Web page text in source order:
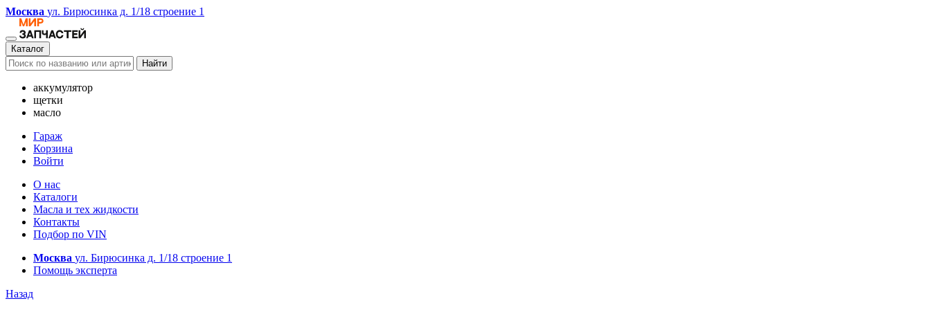
Москва ул. Бирюсинка д. 1/18 строение 1
Каталог
Найти
аккумулятор
щетки
масло
Гараж
Корзина
Войти
О нас
Каталоги
Масла и тех жидкости
Контакты
Подбор по VIN
Москва ул. Бирюсинка д. 1/18 строение 1
Помощь эксперта
Назад